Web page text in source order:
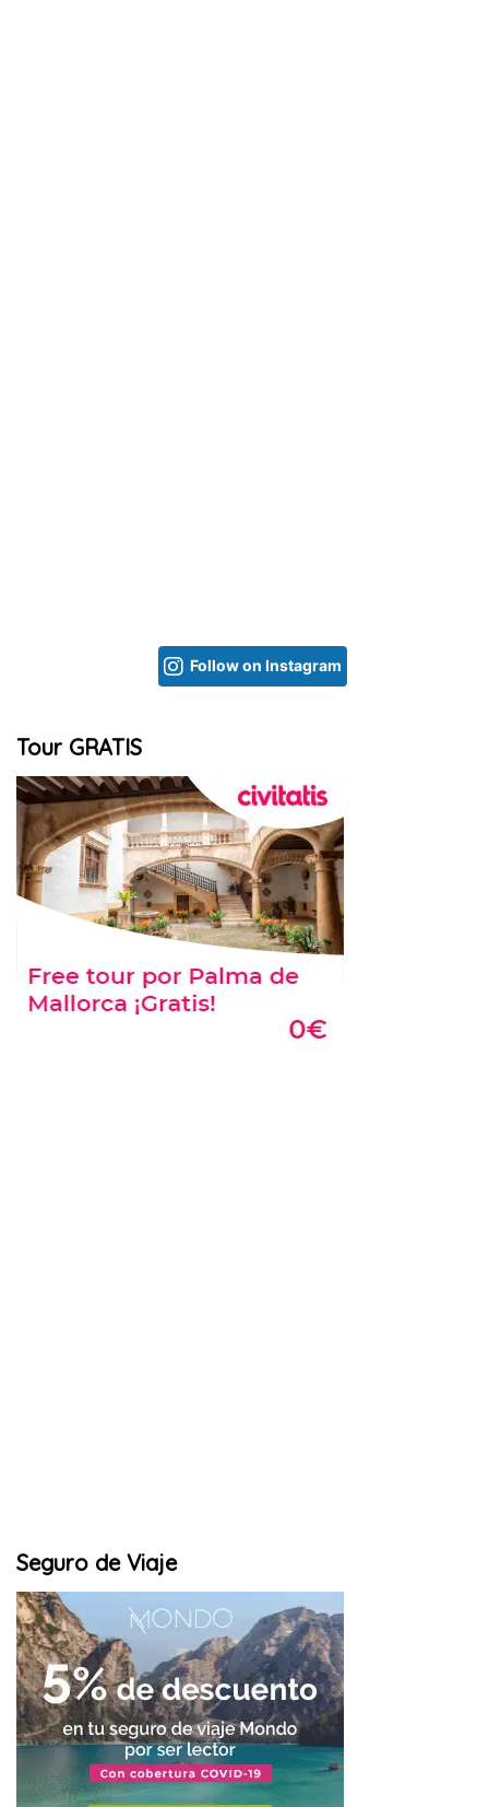
Follow on Instagram
Tour GRATIS
Seguro de Viaje